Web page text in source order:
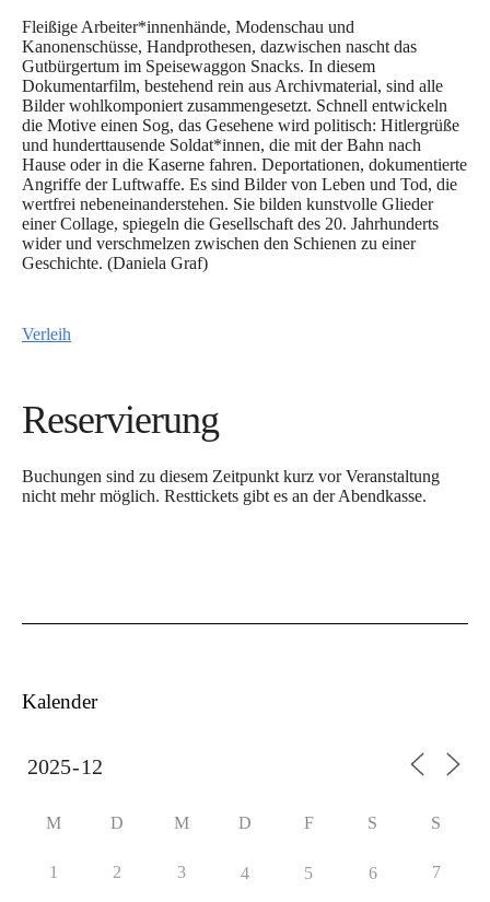
Fleißige Arbeiter*innenhände, Modenschau und
Kanonenschüsse, Handprothesen, dazwischen nascht das
Gutbürgertum im Speisewaggon Snacks. In diesem
Dokumentarfilm, bestehend rein aus Archivmaterial, sind alle
Bilder wohlkomponiert zusammengesetzt. Schnell entwickeln
die Motive einen Sog, das Gesehene wird politisch: Hitlergrüße
und hunderttausende Soldat*innen, die mit der Bahn nach
Hause oder in die Kaserne fahren. Deportationen, dokumentierte
Angriffe der Luftwaffe. Es sind Bilder von Leben und Tod, die
wertfrei nebeneinanderstehen. Sie bilden kunstvolle Glieder
einer Collage, spiegeln die Gesellschaft des 20. Jahrhunderts
wider und verschmelzen zwischen den Schienen zu einer
Geschichte. (Daniela Graf)
Verleih
Reservierung
Buchungen sind zu diesem Zeitpunkt kurz vor Veranstaltung
nicht mehr möglich. Resttickets gibt es an der Abendkasse.
Kalender
M D M D F S S
1 2 3 4 5 6 7